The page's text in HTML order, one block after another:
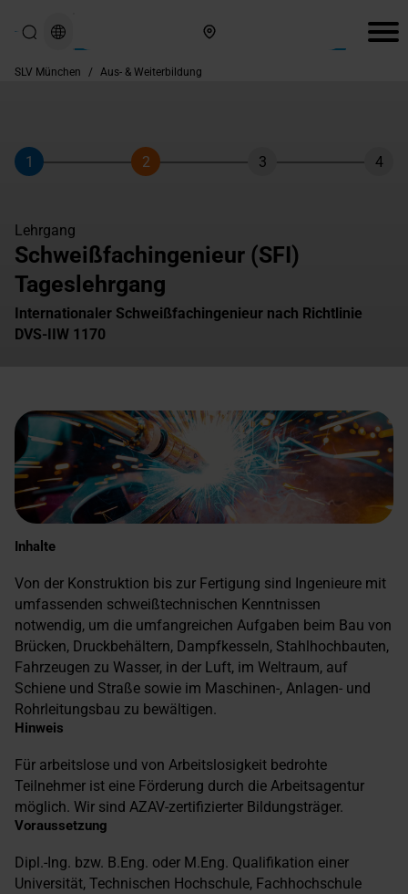
SLV München / Aus- & Weiterbildung
Schritt
1
Schritt
2
Schritt
3 4
Lehrgang
Schweißfachingenieur (SFI)
Tageslehrgang
Internationaler Schweißfachingenieur nach Richtlinie
DVS-IIW 1170
Inhalte
Von der Konstruktion bis zur Fertigung sind Ingenieure mit
umfassenden schweißtechnischen Kenntnissen
notwendig, um die umfangreichen Aufgaben beim Bau von
Brücken, Druckbehältern, Dampfkesseln, Stahlhochbauten,
Fahrzeugen zu Wasser, in der Luft, im Weltraum, auf
Schiene und Straße sowie im Maschinen-, Anlagen- und
Rohrleitungsbau zu bewältigen.
Hinweis
Für arbeitslose und von Arbeitslosigkeit bedrohte
Teilnehmer ist eine Förderung durch die Arbeitsagentur
möglich. Wir sind AZAV-zertifizierter Bildungsträger.
Voraussetzung
Dipl.-Ing. bzw. B.Eng. oder M.Eng. Qualifikation einer
Universität, Technischen Hochschule, Fachhochschule